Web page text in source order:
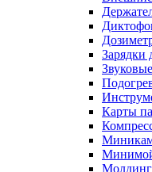
Зарядки
Карты